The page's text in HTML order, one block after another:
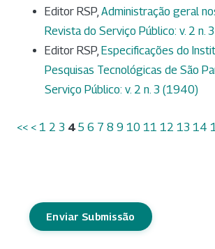
Editor RSP, Administração geral
Revista do Serviço Público: v. 2 n.
Editor RSP, Especificações do
Pesquisas Tecnológicas de São
Serviço Público: v. 2 n. 3 (1940)
<< < 1 2 3 4 5 6 7 8 9 10 11 12 13 14
Enviar Submissão